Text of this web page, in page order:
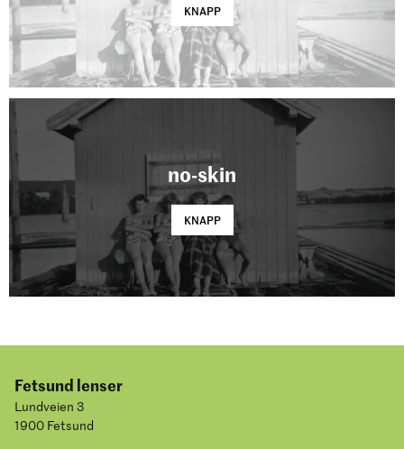
KNAPP
no-skin
KNAPP
Fetsund lenser
Lundveien 3
1900 Fetsund